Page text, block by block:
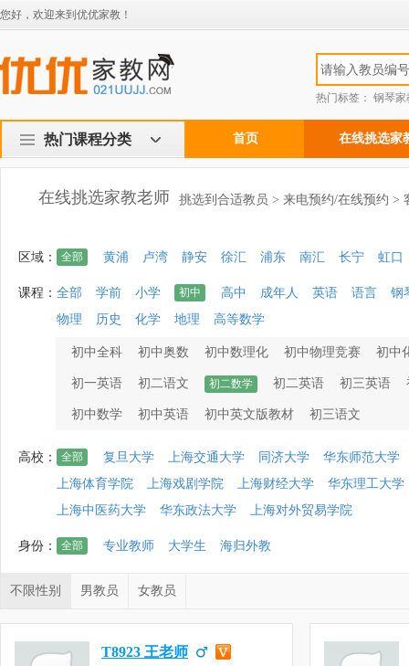
您好，欢迎来到优优家教！
热门标签： 钢琴家
热门课程分类 首页 在线挑选家
在线挑选家教老师 挑选到合适教员 > 来电预约/在线预约 >
区域： 全部 黄浦 卢湾 静安 徐汇 浦东 南汇 长宁 虹口
课程： 全部 学前 小学 初中 高中 成年人 英语 语言
钢
物理
历史 化学 地理 高等数学
初中全科 初中奥数 初中数理化 初中物理竞赛 初中
初一英语 初二语文 初二数学 初二英语 初三英语
初中数学 初中英语 初中英文版教材 初三语文
高校： 全部 复旦大学 上海交通大学 同济大学
华东师范大学
上海体育学院
上海戏剧学院 上海财经大学
华东理工大学
上海中医药大学
华东政法大学 上海对外贸易学院
身份： 全部 专业教师 大学生 海归外教
不限性别 男教员 女教员
T8923 王老师